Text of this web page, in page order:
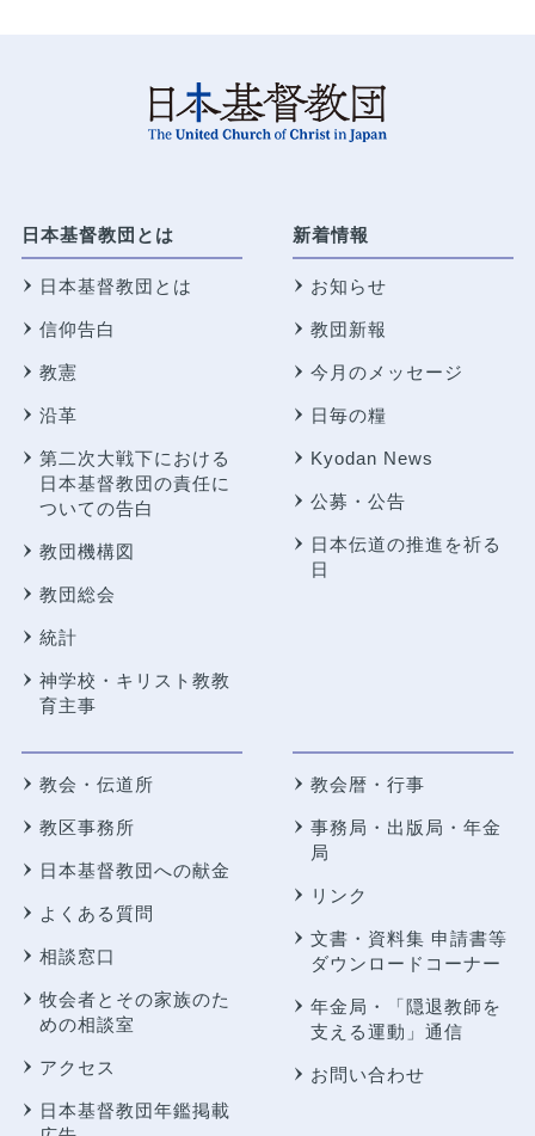
日本基督教団とは
日本基督教団とは
信仰告白
教憲
沿革
第二次大戦下における
日本基督教団の責任に
ついての告白
教団機構図
教団総会
統計
神学校・キリスト教教
育主事
新着情報
お知らせ
教団新報
今月のメッセージ
日毎の糧
Kyodan News
公募・公告
日本伝道の推進を祈る
日
教会・伝道所
教区事務所
日本基督教団への献金
よくある質問
相談窓口
牧会者とその家族のた
めの相談室
アクセス
日本基督教団年鑑掲載
教会暦・行事
事務局・出版局・年金
局
リンク
文書・資料集 申請書等
ダウンロードコーナー
年金局・
「隠退教師を
支える運動」通信
お問い合わせ